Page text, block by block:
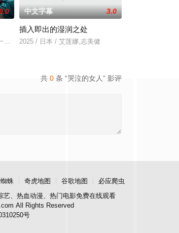
迪离奇的神像杀人事件，勘案过程中，牵引出“婴胎报仇”，“
中文字幕 3.0
插入即出的湿润之处
2025 / 日本 / 艾莲娜,志美健
共 0 条 “哭泣的女人” 影评
蛛 奇虎地图 谷歌地图
必应爬虫
、热血动漫、热门电影免费在线观看
All Rights Reserved
号